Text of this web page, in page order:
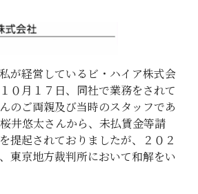
が経営しているビ・ハイア株式会
０月１７日、同社で業務をされて
のご両親及び当時のスタッフであ
井悠太さんから、未払賃金等請
提起されておりましたが、２０２
東京地方裁判所において和解をい